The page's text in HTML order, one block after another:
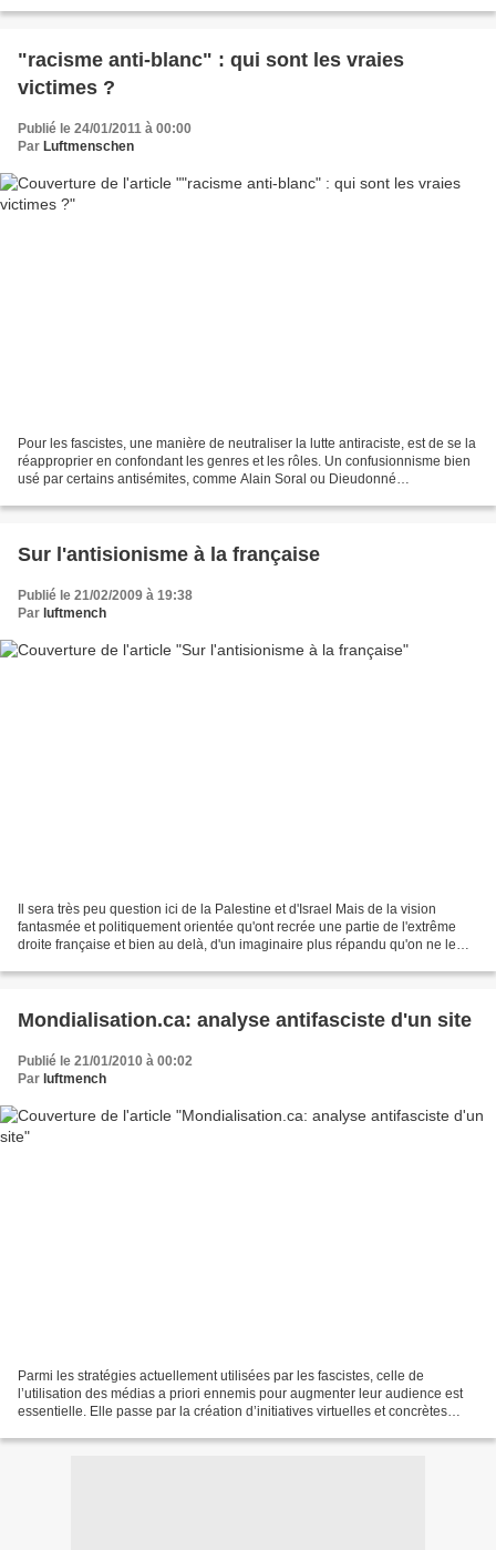
"racisme anti-blanc" : qui sont les vraies
victimes ?
Publié le 24/01/2011 à 00:00
Par Luftmenschen
Pour les fascistes, une manière de neutraliser la lutte antiraciste, est de se la
réapproprier en confondant les genres et les rôles. Un confusionnisme bien
usé par certains antisémites, comme Alain Soral ou Dieudonné
Sur l'antisionisme à la française
Publié le 21/02/2009 à 19:38
Par luftmench
Il sera très peu question ici de la Palestine et d'Israel Mais de la vision
fantasmée et politiquement orientée qu'ont recrée une partie de l'extrême
droite française et bien au delà, d'un imaginaire plus répandu qu'on ne le
Mondialisation.ca: analyse antifasciste d'un site
Publié le 21/01/2010 à 00:02
Par luftmench
Parmi les stratégies actuellement utilisées par les fascistes, celle de
l’utilisation des médias a priori ennemis pour augmenter leur audience est
essentielle. Elle passe par la création d’initiatives virtuelles et concrètes